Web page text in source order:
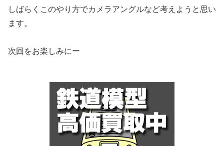
しばらくこのやり方でカメラアングルなど考えようと思い
ます。
次回をお楽しみにー